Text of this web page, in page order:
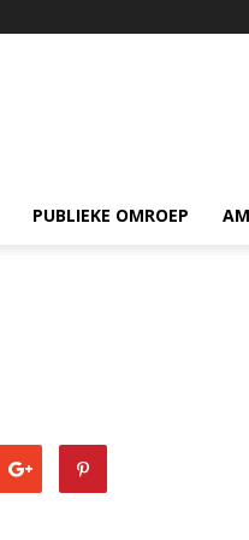
PUBLIEKE OMROEP